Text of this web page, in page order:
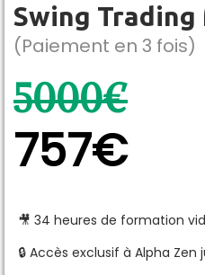
Swing
(Paiement en 3 fois)
5000€
757€
🎥 34 heures de formation
🔒 Accès exclusif à Alpha